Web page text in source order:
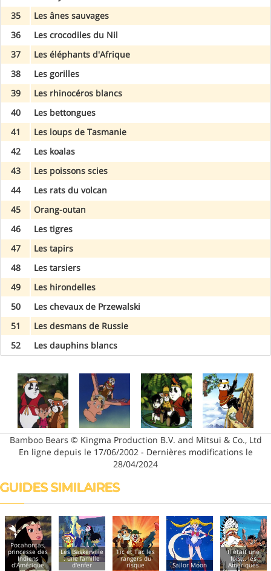
35
Les ânes sauvages
36
Les crocodiles du Nil
37
Les éléphants d'Afrique
38
Les gorilles
39
Les rhinocéros blancs
40
Les bettongues
41
Les loups de Tasmanie
42
Les koalas
43
Les poissons scies
44
Les rats du volcan
45
Orang-outan
46
Les tigres
47
Les tapirs
48
Les tarsiers
49
Les hirondelles
50
Les chevaux de Przewalski
51
Les desmans de Russie
52
Les dauphins blancs
Bamboo Bears © Kingma Production B.V. and Mitsui & Co., Ltd
En ligne depuis le 17/06/2002 - Dernières modifications le
28/04/2024
GUIDES SIMILAIRES
Pocahontas,
princesse des
Indiens
d'Amérique
Les Baskerville
: une famille
d'enfer
Tic et Tac les
rangers du
risque Sailor Moon
Il était une
fois... les
Amériques